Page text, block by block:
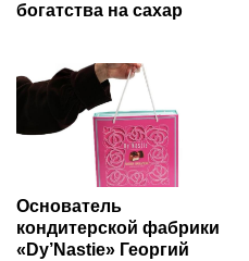
богатства на сахар
Основатель
кондитерской фабрики
«Dy’Nastie» Георгий